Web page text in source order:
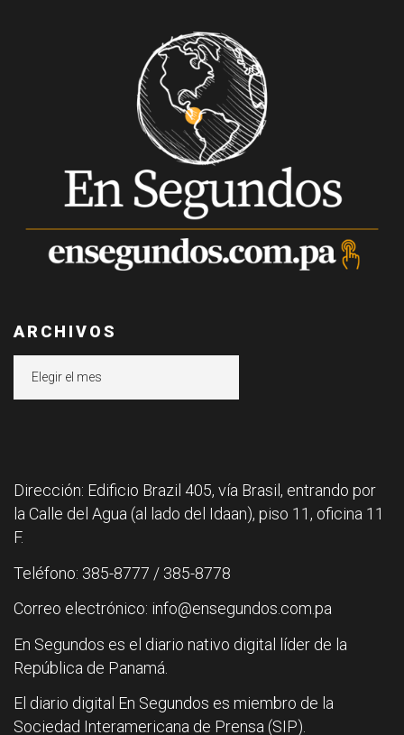
ARCHIVOS
Dirección: Edificio Brazil 405, vía Brasil, entrando por
la Calle del Agua (al lado del Idaan), piso 11, oficina 11
F.
Teléfono: 385-8777 / 385-8778
Correo electrónico: info@ensegundos.com.pa
En Segundos es el diario nativo digital líder de la
República de Panamá.
El diario digital En Segundos es miembro de la
Sociedad Interamericana de Prensa (SIP).